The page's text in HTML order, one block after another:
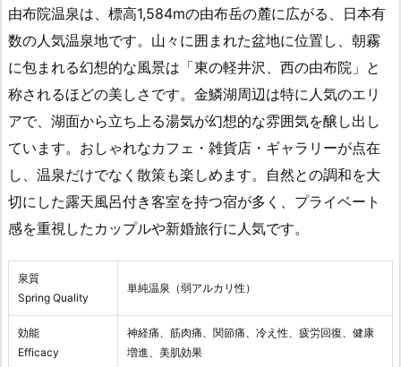
由布院温泉は、標高1,584mの由布岳の麓に広がる、日本有
数の人気温泉地です。山々に囲まれた盆地に位置し、朝霧
に包まれる幻想的な風景は「東の軽井沢、西の由布院」と
称されるほどの美しさです。金鱗湖周辺は特に人気のエリ
アで、湖面から立ち上る湯気が幻想的な雰囲気を醸し出し
ています。おしゃれなカフェ・雑貨店・ギャラリーが点在
し、温泉だけでなく散策も楽しめます。自然との調和を大
切にした露天風呂付き客室を持つ宿が多く、プライベート
感を重視したカップルや新婚旅行に人気です。
泉質
Spring Quality
単純温泉（弱アルカリ性）
効能
Efficacy
神経痛、筋肉痛、関節痛、冷え性、疲労回復、健康
増進、美肌効果